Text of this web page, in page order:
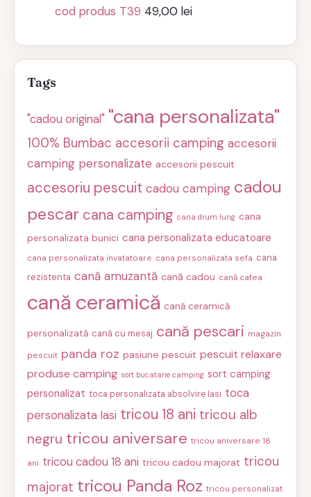
cod produs T39 49,00lei
Tags
"cadou original" "cana personalizata"
100% Bumbac accesorii camping accesorii
camping personalizate accesorii pescuit
accesoriu pescuit cadou camping cadou
pescar cana camping cana drum lung cana
personalizata bunici cana personalizata educatoare
cana personalizata invatatoare cana personalizata sefa cana
rezistenta cană amuzantă cană cadou cană cafea
cană ceramică cană ceramică
personalizată cană cu mesaj cană pescari magazin
pescuit panda roz pasiune pescuit pescuit relaxare
produse camping sort bucatarie camping sort camping
personalizat toca personalizata absolvire Iasi toca
personalizata Iasi tricou 18 ani tricou alb
negru tricou aniversare tricou aniversare 18
ani tricou cadou 18 ani tricou cadou majorat tricou
majorat tricou Panda Roz tricou personalizat